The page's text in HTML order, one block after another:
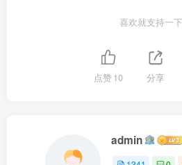
喜欢就支持一
点赞10 分享
admin